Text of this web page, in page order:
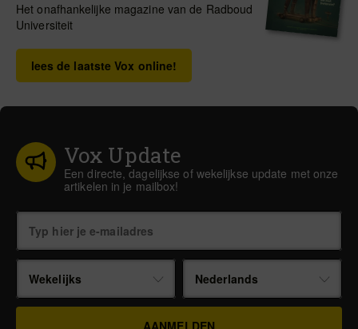
Het onafhankelijke magazine van de Radboud
Universiteit
lees de laatste Vox online!
Vox Update
Een directe, dagelijkse of wekelijkse update met onze
artikelen in je mailbox!
Wekelijks Nederlands